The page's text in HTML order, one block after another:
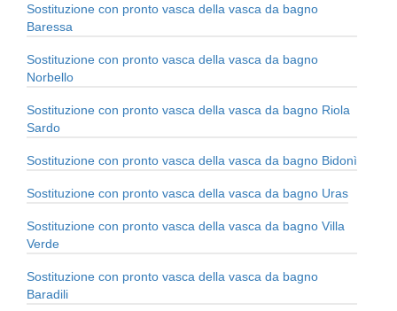
Sostituzione con pronto vasca della vasca da bagno
Baressa
Sostituzione con pronto vasca della vasca da bagno
Norbello
Sostituzione con pronto vasca della vasca da bagno Riola
Sardo
Sostituzione con pronto vasca della vasca da bagno Bidonì
Sostituzione con pronto vasca della vasca da bagno Uras
Sostituzione con pronto vasca della vasca da bagno Villa
Verde
Sostituzione con pronto vasca della vasca da bagno
Baradili